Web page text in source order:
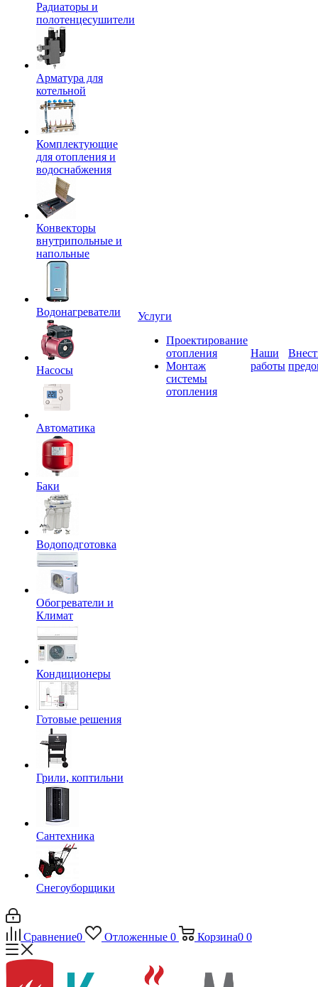
Радиаторы и
полотенцесушители
Арматура для
котельной
Комплектующие
для отопления и
водоснабжения
Конвекторы
внутрипольные и
напольные
Водонагреватели
Насосы
Автоматика
Баки
Водоподготовка
Обогреватели и
Климат
Кондиционеры
Готовые решения
Грили, коптильни
Сантехника
Снегоуборщики
Услуги
Проектирование
отопления
Монтаж
системы
отопления
Наши
работы
Сравнение0 Отложенные 0 Корзина0 0